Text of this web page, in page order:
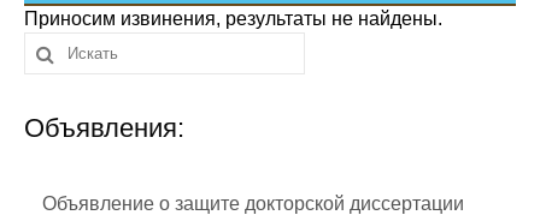
Сотрудники
Отчетность
Противодействие коррупции
Приносим извинения, результаты не найдены.
Объявления:
Объявление о защите докторской диссертации